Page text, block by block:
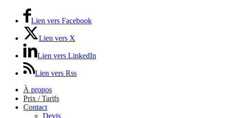
Lien vers Facebook
Lien vers X
Lien vers LinkedIn
Lien vers Rss
À propos
Prix / Tarifs
Contact
Devis